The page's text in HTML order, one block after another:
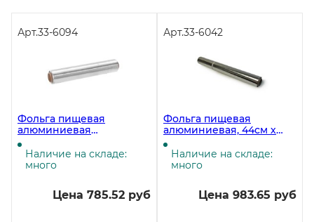
Арт.33-6094
Фольга пищевая
алюминиевая
Универсальная, 30см х
100м, 11 мкм
Наличие на складе:
много
Цена 785.52 руб
Арт.33-6042
Фольга пищевая
алюминиевая, 44см х
100м, 9 мкм
Наличие на складе:
много
Цена 983.65 руб